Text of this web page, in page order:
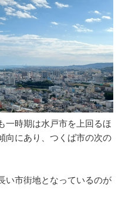
一時期は水戸市を上回るほ
向にあり、つくば市の次の
い市街地となっているのが